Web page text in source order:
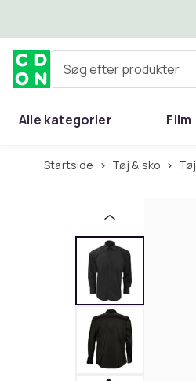
Søg efter produkter
Alle kategorier Film
Hjem & have
Startside Tøj & sko Tøj